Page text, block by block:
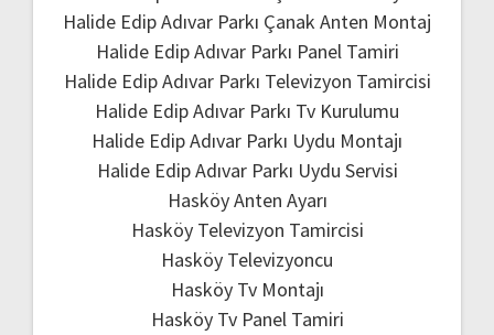
Halide Edip Adıvar Parkı Çanak Anten Montaj
Halide Edip Adıvar Parkı Panel Tamiri
Halide Edip Adıvar Parkı Televizyon Tamircisi
Halide Edip Adıvar Parkı Tv Kurulumu
Halide Edip Adıvar Parkı Uydu Montajı
Halide Edip Adıvar Parkı Uydu Servisi
Hasköy Anten Ayarı
Hasköy Televizyon Tamircisi
Hasköy Televizyoncu
Hasköy Tv Montajı
Hasköy Tv Panel Tamiri